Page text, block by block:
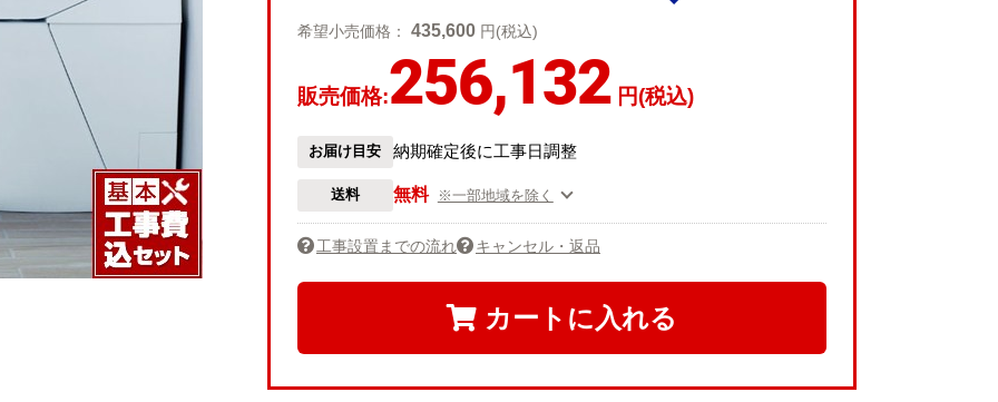
希望小売価格： 435,600 円(税込)
販売価格:256,132 円(税込)
お届け目安 納期確定後に工事日調整
送料 無料 ※一部地域を除く
工事設置までの流れ キャンセル・返品
カートに入れる